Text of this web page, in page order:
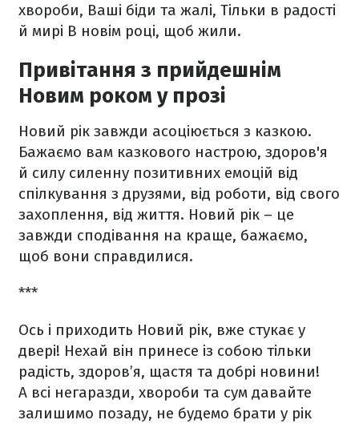
хвороби, Ваші біди та жалі, Тільки в радості
й мирі В новім році, щоб жили.
Привітання з прийдешнім
Новим роком у прозі
Новий рік завжди асоціюється з казкою.
Бажаємо вам казкового настрою, здоров'я
й силу силенну позитивних емоцій від
спілкування з друзями, від роботи, від свого
захоплення, від життя. Новий рік – це
завжди сподівання на краще, бажаємо,
щоб вони справдилися.
***
Ось і приходить Новий рік, вже стукає у
двері! Нехай він принесе із собою тільки
радість, здоров’я, щастя та добрі новини!
А всі негаразди, хвороби та сум давайте
залишимо позаду, не будемо брати у рік